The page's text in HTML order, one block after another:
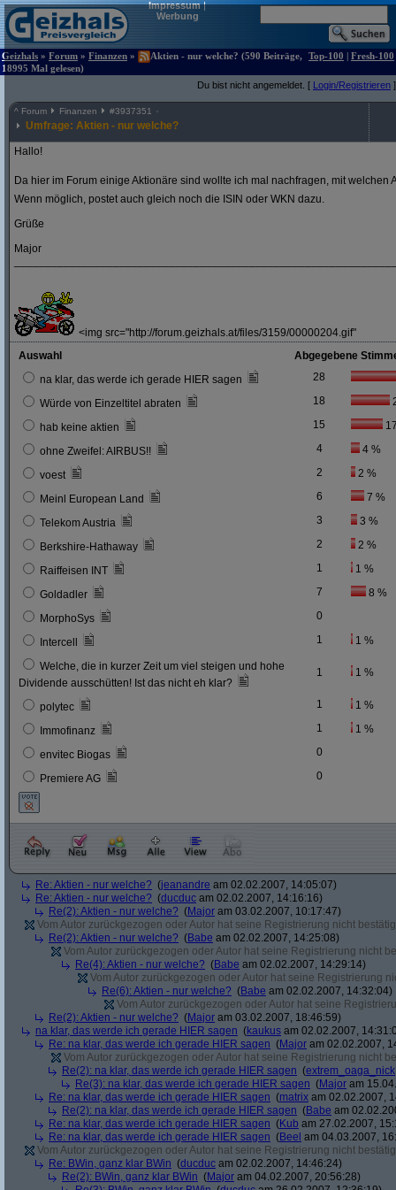
Impressum|
Werbung
Geizhals » Forum » Finanzen »
Aktien - nur welche? (590 Beiträge,
18995 Mal gelesen)
Top-100 | Fresh-100
Du bist nicht angemeldet. [ Login/Registrieren ]
^ Forum Finanzen #3937351
Umfrage: Aktien - nur welche?
Hallo!
Da hier im Forum einige Aktionäre sind wollte ich mal nachfragen, mit welchen
Wenn möglich, postet auch gleich noch die ISIN oder WKN dazu.
Grüße
Major
<img src="http://forum.geizhals.at/files/3159/00000204.gif"
Auswahl
Abgegebene
na klar, das werde ich gerade HIER sagen
28
Würde von Einzeltitel abraten 18
hab keine aktien 15
ohne Zweifel: AIRBUS!! 4 4 %
voest 2 2 %
Meinl European Land 6 7 %
Telekom Austria 3 3 %
Berkshire-Hathaway 2 2 %
Raiffeisen INT 1 1 %
Goldadler 7 8 %
MorphoSys 0
Intercell 1 1 %
Welche, die in kurzer Zeit um viel steigen und hohe
Dividende ausschütten! Ist das nicht eh klar?
1 1 %
polytec 1 1 %
Immofinanz 1 1 %
envitec Biogas 0
Premiere AG 0
Re: Aktien - nur welche? (jeanandre am 02.02.2007, 14:05:07)
Re: Aktien - nur welche? (ducduc am 02.02.2007, 14:16:16)
Re(2): Aktien - nur welche? (Major am 03.02.2007, 10:17:47)
Vom Autor zurückgezogen oder Autor hat seine Registrierung nicht
Re(2): Aktien - nur welche? (Babe am 02.02.2007, 14:25:08)
Vom Autor zurückgezogen oder Autor hat seine Registrierung nicht
Re(4): Aktien - nur welche? (Babe am 02.02.2007, 14:29:14)
Vom Autor zurückgezogen oder Autor hat seine Registrierung
Re(6): Aktien - nur welche? (Babe am 02.02.2007, 14:32:04)
Vom Autor zurückgezogen oder Autor hat seine
Re(2): Aktien - nur welche? (Major am 03.02.2007, 18:46:59)
na klar, das werde ich gerade HIER sagen (kaukus am 02.02.2007,
Re: na klar, das werde ich gerade HIER sagen (Major am 02.02.2007,
Vom Autor zurückgezogen oder Autor hat seine Registrierung nicht
Re(2): na klar, das werde ich gerade HIER sagen (extrem_oaga_nick
Re(3): na klar, das werde ich gerade HIER sagen (Major am
Re: na klar, das werde ich gerade HIER sagen (matrix am 02.02.2007,
Re(2): na klar, das werde ich gerade HIER sagen (Babe am
Re: na klar, das werde ich gerade HIER sagen (Kub am 27.02.2007,
Re: na klar, das werde ich gerade HIER sagen (Beel am 04.03.2007,
Vom Autor zurückgezogen oder Autor hat seine Registrierung nicht
Re: BWin, ganz klar BWin (ducduc am 02.02.2007, 14:46:24)
Re(2): BWin, ganz klar BWin (Major am 04.02.2007, 20:56:28)